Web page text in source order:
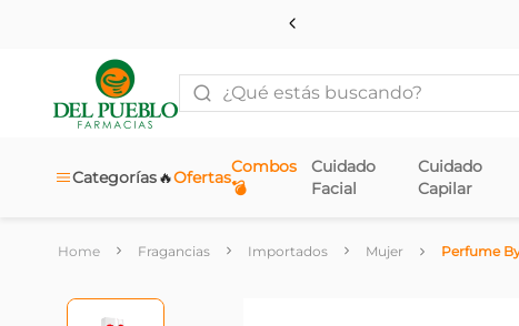
¿Qué estás buscando?
Categorías Ofertas
🔥
Combos
💣
Cuidado
Facial
Cuidado
Capilar
Fragancias Importados Mujer Perfume